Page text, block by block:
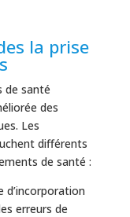
la prise
de santé
des
Les
différents
de santé :
d’incorporation
erreurs de